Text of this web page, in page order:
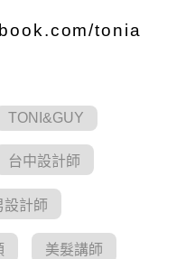
tonia
TONI&GUY
台中設計師
設計師
美髮講師